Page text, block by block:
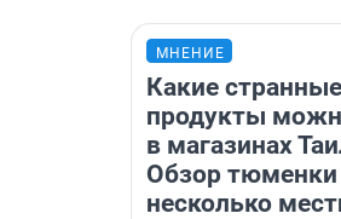
МНЕНИЕ
Какие странные
продукты
в магазинах
Обзор тюменки
несколько